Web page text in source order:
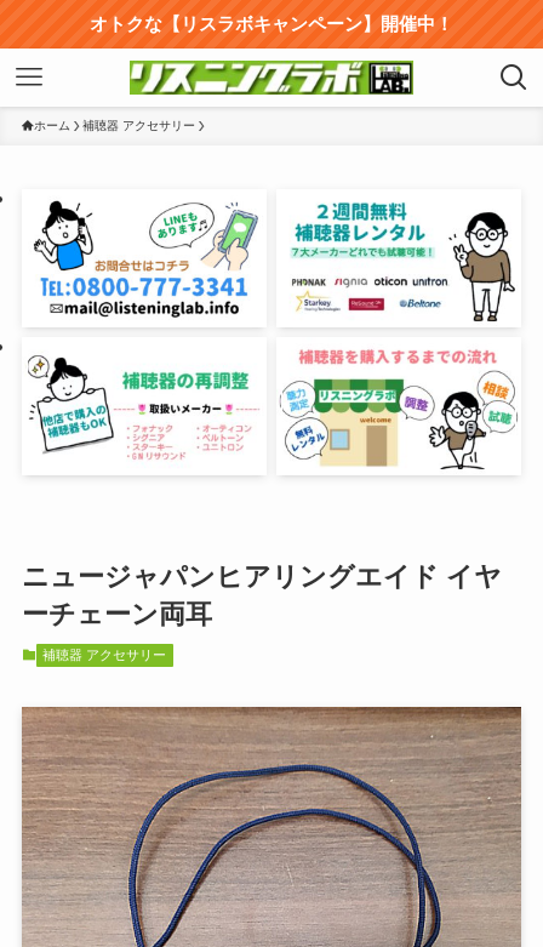
オトクな【リスラボキャンペーン】開催中！
ホーム 補聴器 アクセサリー
ニュージャパンヒアリングエイド イヤ
ーチェーン両耳
補聴器 アクセサリー